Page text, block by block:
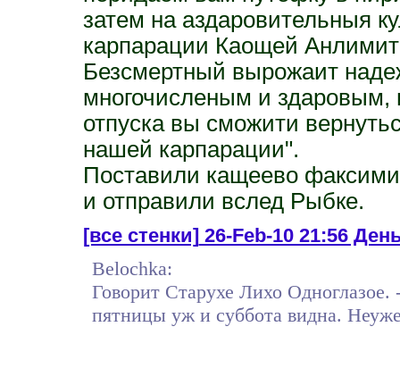
затем на аздаровительныя
карпарации Каощей
Безсмертный вырожаит
многочисленым и здаровым,
отпуска вы сможити
нашей карпарации".
Поставили кащеево
и отправили вслед Рыбке.
[все стенки]26-Feb-10 21:56
Belochka:
Говорит Старухе Лихо
пятницы уж и суббота видна.